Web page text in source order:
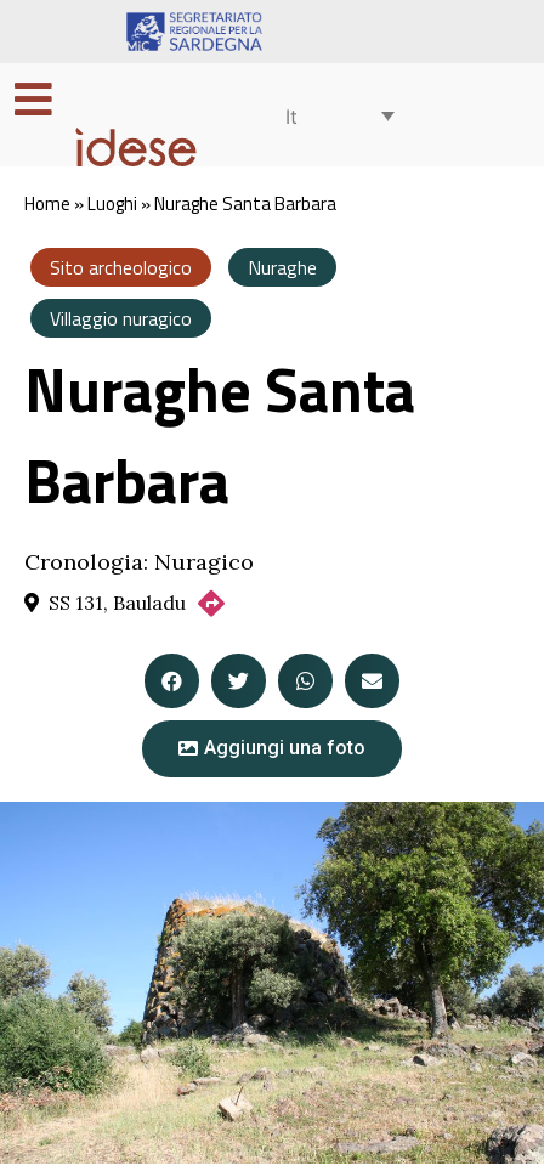
It
Home »Luoghi »Nuraghe Santa Barbara
Sito archeologico
Nuraghe
Villaggio nuragico
Nuraghe Santa
Barbara
Cronologia: Nuragico
SS 131, Bauladu
Aggiungi una foto